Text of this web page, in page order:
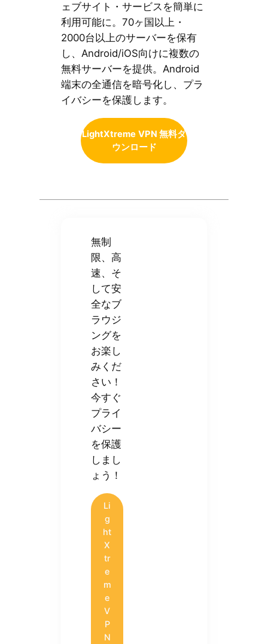
ェブサイト・サービスを簡単に
利用可能に。70ヶ国以上・
2000台以上のサーバーを保有
し、Android/iOS向けに複数の
無料サーバーを提供。Android
端末の全通信を暗号化し、プラ
イバシーを保護します。
LightXtreme VPN 無料ダ
ウンロード
無制
限、高
速、そ
して安
全なブ
ラウジ
ングを
お楽し
みくだ
さい！
今すぐ
プライ
バシー
を保護
しまし
ょう！
Li
g
ht
X
tr
e
m
e
V
P
N